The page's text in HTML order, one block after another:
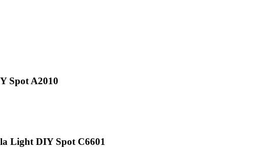
Spot A2010
Light DIY Spot C6601